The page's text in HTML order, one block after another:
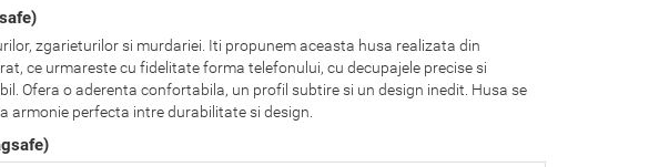
zgarieturilor si murdariei. Iti propunem aceasta husa realizata din
ce urmareste cu fidelitate forma telefonului, cu decupajele precise si
Ofera o aderenta confortabila, un profil subtire si un design inedit. Husa se
armonie perfecta intre durabilitate si design.